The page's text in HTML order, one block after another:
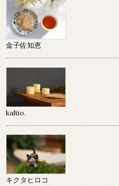
金子佐知恵
kaltio.
キクタヒロコ